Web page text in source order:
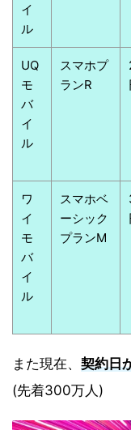
イ
ル
UQ
モ
バ
イ
ル
スマホプ
ランR
ワ
イ
モ
バ
イ
ル
スマホベ
ーシック
プランM
また現在、 契約日
(先着300万人)